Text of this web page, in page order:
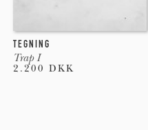
Galleri Henneberghus 2013
TEGNING
Trap I
2.200 DKK